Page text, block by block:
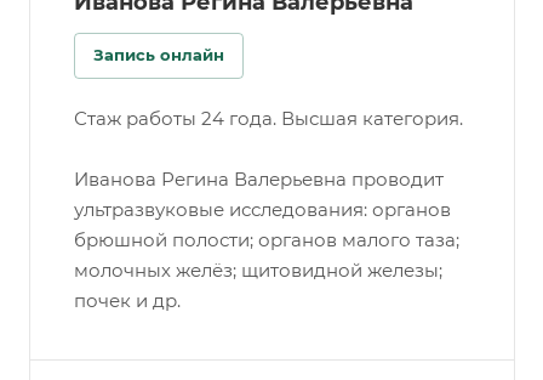
Запись онлайн
Стаж работы 24 года. Высшая категория.
Иванова Регина Валерьевна проводит
ультразвуковые исследования: органов
брюшной полости; органов малого таза;
молочных желёз; щитовидной железы;
почек и др.